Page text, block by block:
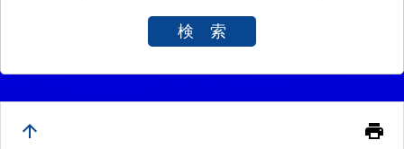
検 索
arrow_upward print